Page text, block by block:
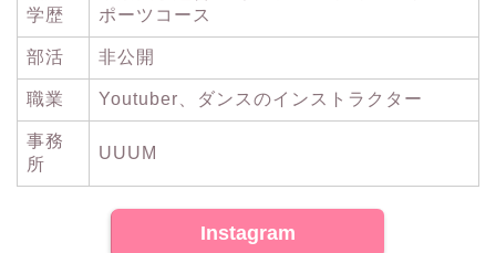
学歴
ポーツコース
部活 非公開
職業 Youtuber、ダンスのインストラクター
事務
所
UUUM
Instagram